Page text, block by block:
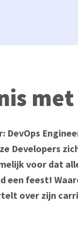
met
DevOps
Developers
voor dat
een feest!
over zijn